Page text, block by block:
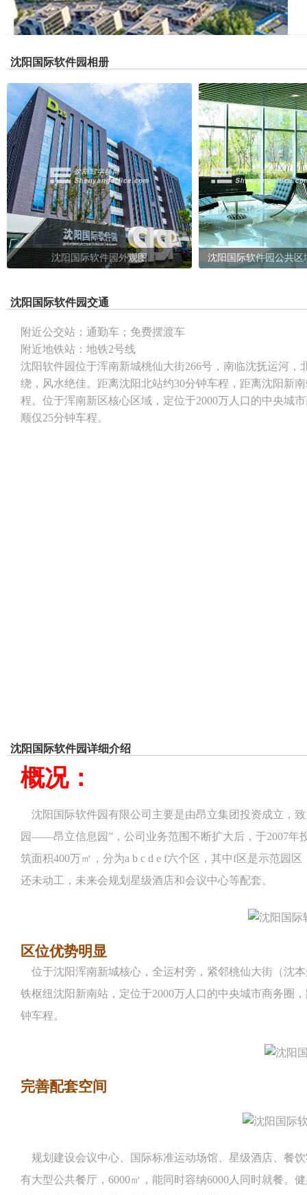
沈阳国际软件园相册
沈阳国际软件园外观图 沈阳国际软件园公共区
沈阳国际软件园交通
附近公交站： 通勤车；免费摆渡车
附近地铁站： 地铁2号线
沈阳软件园位于浑南新城桃仙大街266号，南临沈抚运河
绕，风水绝佳。距离沈阳北站约30分钟车程，距离沈阳新
程。位于浑南新区核心区域，定位于2000万人口的中央城
顺仅25分钟车程。
沈阳国际软件园详细介绍
概况：
沈阳国际软件园有限公司主要是由昂立集团投资成立，
园——昂立信息园”，公司业务范围不断扩大后，于2007年
筑面积400万㎡，分为a b c d e f六个区，其中f区是示范园
还未动工 ，未来会规划星级酒店和会议中心等配套。
区位优势明显
位于沈阳浑南新城核心，全运村旁，紧邻桃仙大街（沈
铁枢纽沈阳新南站， 定位于2000万人口的中央城市商务圈
钟车程。
完善配套空间
规划建设会议中心、国际标准运动场馆、星级酒店、餐
有大型公共餐厅，6000㎡，能同时容纳6000人同时就餐。